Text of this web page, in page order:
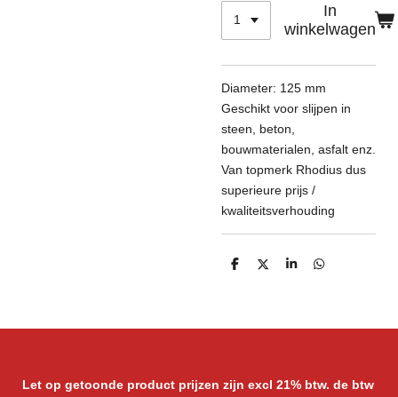
In
winkelwagen
Diameter: 125 mm
Geschikt voor slijpen in
steen, beton,
bouwmaterialen, asfalt enz.
Van topmerk Rhodius dus
superieure prijs /
kwaliteitsverhouding
D
D
S
D
Let op getoonde product prijzen zijn excl 21% btw. de btw